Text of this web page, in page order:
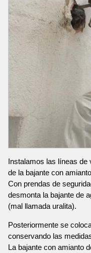
Instalamos las líneas de
de la bajante con
Con prendas de
desmonta la bajante de
(mal llamada uralita).
Posteriormente se
conservando las
La bajante con amianto